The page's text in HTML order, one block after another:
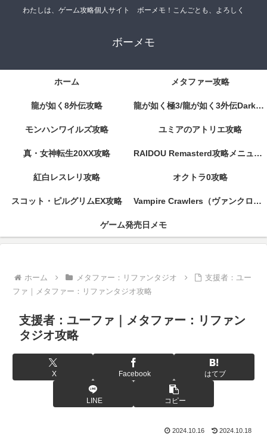
わたしは、ゲーム攻略個人サイト ボーメモ！こんごとも、よろしく
ボーメモ
ホーム メタファー攻略
龍が如く8外伝攻略 龍が如く極3/龍が如く3外伝DarkTies攻略
モンハンワイルズ攻略 ユミアのアトリエ攻略
真・女神転生20XX攻略 RAIDOU Remasterd攻略メニューページ
紅白レスレリ攻略 オクトラ0攻略
スコット・ピルグリムEX攻略 Vampire Crawlers（ヴァンクロ）攻略
ゲーム発売日メモ
ホーム メタファー：リファンタジオ
支援者：ユー
ファ｜メタファー：リファンタジオ攻略
支援者：ユーファ｜メタファー：リファン
タジオ攻略
X Facebook はてブ
LINE コピー
2024.10.16 2024.10.18